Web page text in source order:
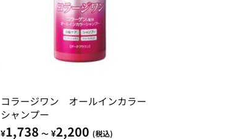
コラージワン オールインカラー
シャンプー
¥1,738 ～ ¥2,200 (税込)